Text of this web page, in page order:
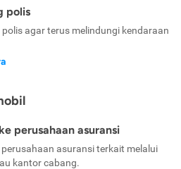
polis
agar terus melindungi kendaraan
perusahaan asuransi
asuransi terkait melalui
kantor cabang.